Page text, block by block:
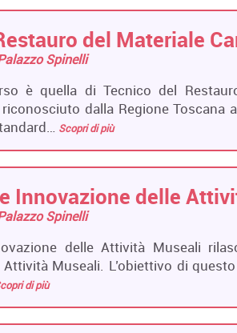
del Materiale
Spinelli
è quella di Tecnico del
dalla Regione Toscana
Scopri di più
Innovazione delle
Spinelli
delle Attività Museali
Museali. L’obiettivo di
di più